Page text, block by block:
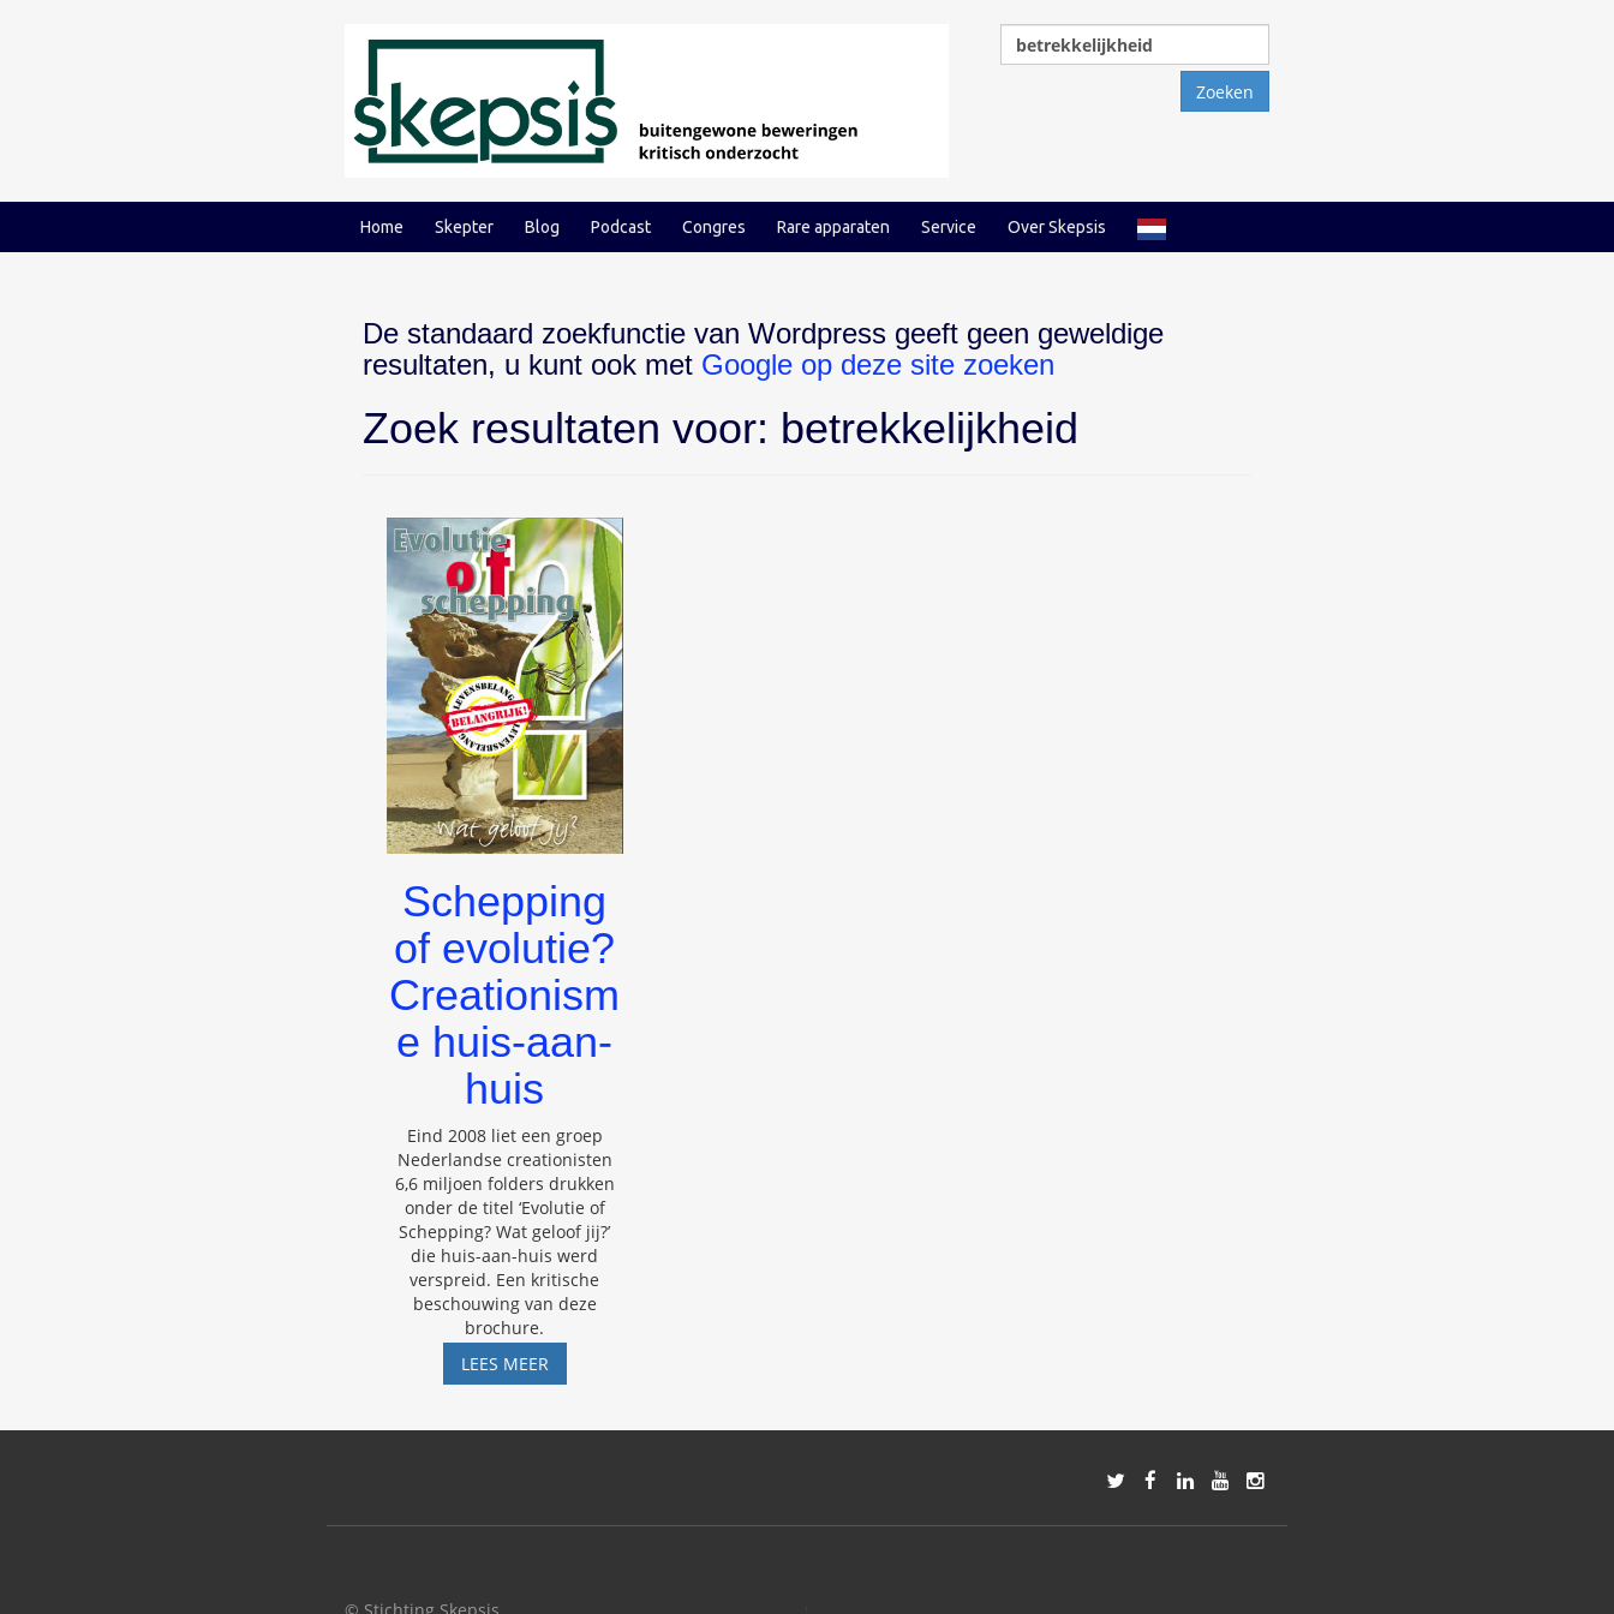
naar:
Home Skepter Blog Podcast Congres Rare apparaten Service Over Skepsis
De standaard zoekfunctie van Wordpress geeft geen geweldige
resultaten, u kunt ook met Google op deze site zoeken
Zoek resultaten voor: betrekkelijkheid
Schepping
of evolutie?
Creationism
e huis-aan-
huis
Eind 2008 liet een groep
Nederlandse creationisten
6,6 miljoen folders drukken
onder de titel ‘Evolutie of
Schepping? Wat geloof jij?’
die huis-aan-huis werd
verspreid. Een kritische
beschouwing van deze
brochure.
LEES MEERSCHEPPING
OF
CREATIONISME
© Stichting Skepsis ↑